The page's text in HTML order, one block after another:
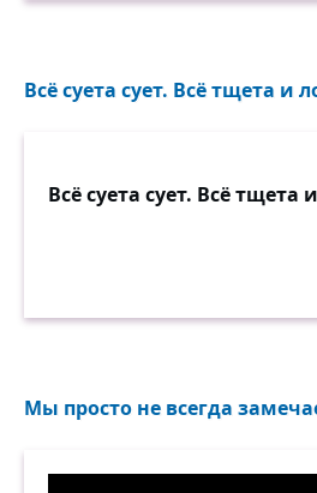
Всё суета сует. Всё тщета и
Всё суета сует. Всё тщета
Мы просто не всегда